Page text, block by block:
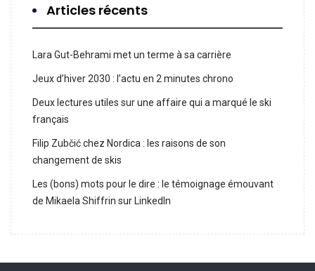
Articles récents
Lara Gut-Behrami met un terme à sa carrière
Jeux d’hiver 2030 : l’actu en 2 minutes chrono
Deux lectures utiles sur une affaire qui a marqué le ski
français
Filip Zubčić chez Nordica : les raisons de son
changement de skis
Les (bons) mots pour le dire : le témoignage émouvant
de Mikaela Shiffrin sur LinkedIn